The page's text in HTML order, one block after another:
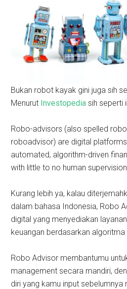
Bukan robot kayak gini juga sih
Menurut Investopedia sih seperti
Robo-advisors (also spelled
roboadvisor) are digital
automated, algorithm-driven
with little to no human
Kurang lebih ya, kalau
dalam bahasa Indonesia, Robo
digital yang menyediakan
keuangan berdasarkan
Robo Advisor membantumu
management secara mandiri,
diri yang kamu input sebelumnya